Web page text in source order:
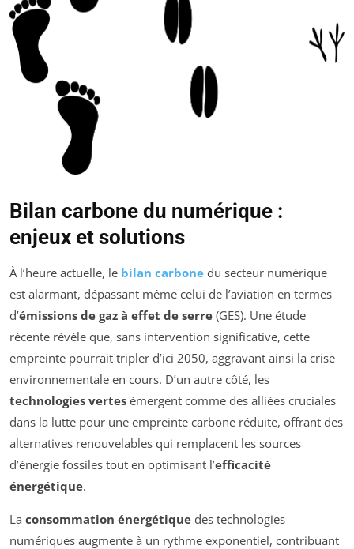
Bilan carbone du numérique :
enjeux et solutions
À l’heure actuelle, le bilan carbone du secteur numérique
est alarmant, dépassant même celui de l’aviation en termes
d’émissions de gaz à effet de serre (GES). Une étude
récente révèle que, sans intervention significative, cette
empreinte pourrait tripler d’ici 2050, aggravant ainsi la crise
environnementale en cours. D’un autre côté, les
technologies vertes émergent comme des alliées cruciales
dans la lutte pour une empreinte carbone réduite, offrant des
alternatives renouvelables qui remplacent les sources
d’énergie fossiles tout en optimisant l’efficacité
énergétique.
La consommation énergétique des technologies
numériques augmente à un rythme exponentiel, contribuant